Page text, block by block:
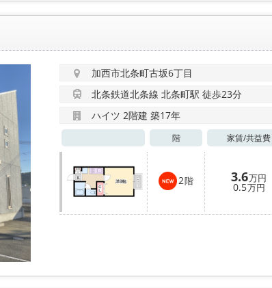
加西市北条町古坂6丁目
北条鉄道北条線 北条町駅 徒歩23分
ハイツ 2階建 築17年
階 家賃/共益費
2階 3.6万円
0.5万円